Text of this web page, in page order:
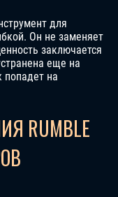
для
Он не заменяет
заключается
еще на
попадет на
RUMBLE